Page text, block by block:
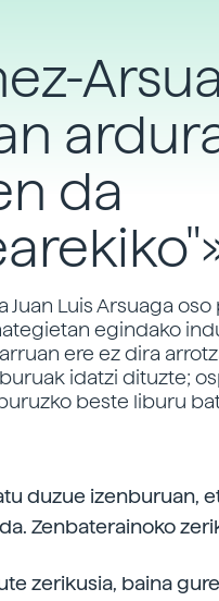
da
Juan Luis Arsuaga
egindako
ere ez dira
idatzi dituzte;
beste liburu
duzue izenburuan,
Zenbaterainoko
zerikusia, baina